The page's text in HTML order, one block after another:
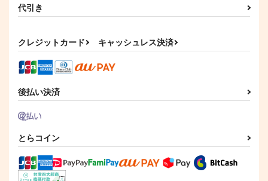
代引き
クレジットカード キャッシュレス決済
後払い決済
とらコイン